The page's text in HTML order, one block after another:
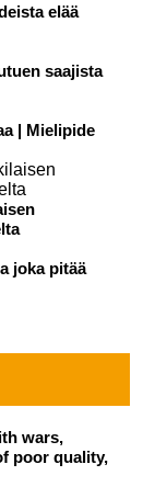
elää
saajista
| Mielipide
joka pitää
wars,
poor quality,